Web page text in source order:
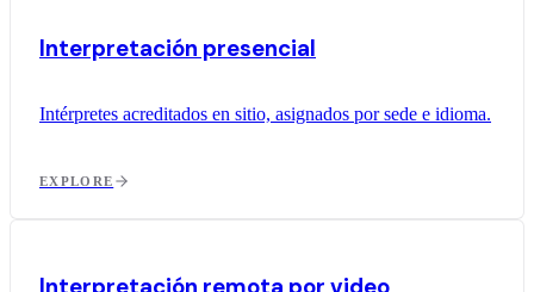
Interpretación presencial
Intérpretes acreditados en sitio, asignados por sede e idioma.
EXPLORE